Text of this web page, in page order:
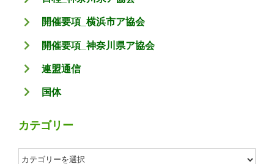
開催要項_横浜市ア協会
開催要項_神奈川県ア協会
連盟通信
国体
カテゴリー
カ